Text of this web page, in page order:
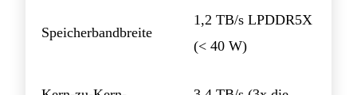
Speicherbandbreite
1,2 TB/s LPDDR5X
(< 40 W)